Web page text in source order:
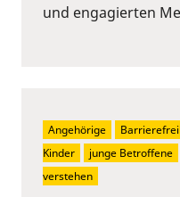
und engagierten
Angehörige
Kinder
junge Betroffene
verstehen